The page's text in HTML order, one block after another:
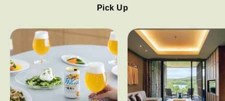
2025年12月号「お酒の新常識。」
Pick Up